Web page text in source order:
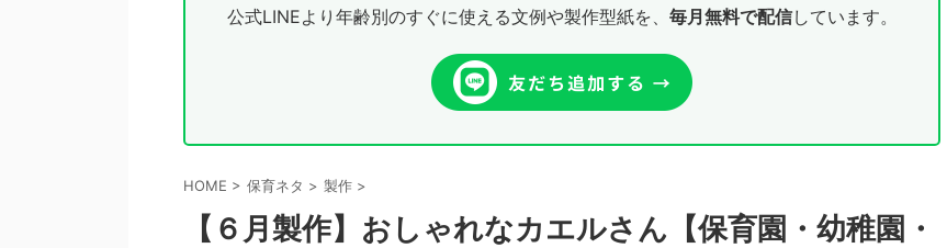
公式LINEより年齢別のすぐに使える文例や製作型紙を、 毎月無料で配信しています。
HOME > 保育ネタ > 製作 >
【６月製作】おしゃれなカエルさん【保育園・幼稚園・